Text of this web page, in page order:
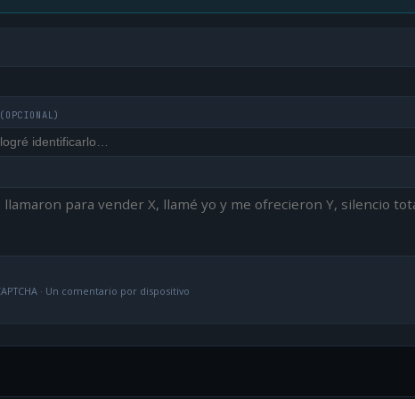
(OPCIONAL)
· Un comentario por dispositivo